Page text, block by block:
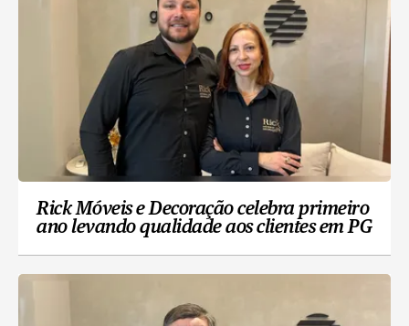
Rick Móveis e Decoração celebra primeiro
ano levando qualidade aos clientes em PG